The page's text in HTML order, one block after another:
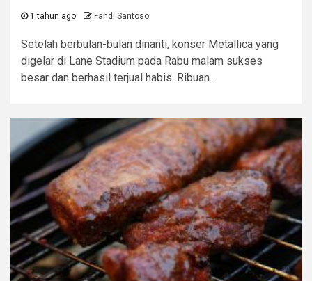
1 tahun ago Fandi Santoso
Setelah berbulan-bulan dinanti, konser Metallica yang
digelar di Lane Stadium pada Rabu malam sukses
besar dan berhasil terjual habis. Ribuan...